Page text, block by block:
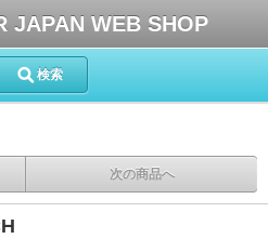
JAPAN WEB SHOP
検索
次の商品へ